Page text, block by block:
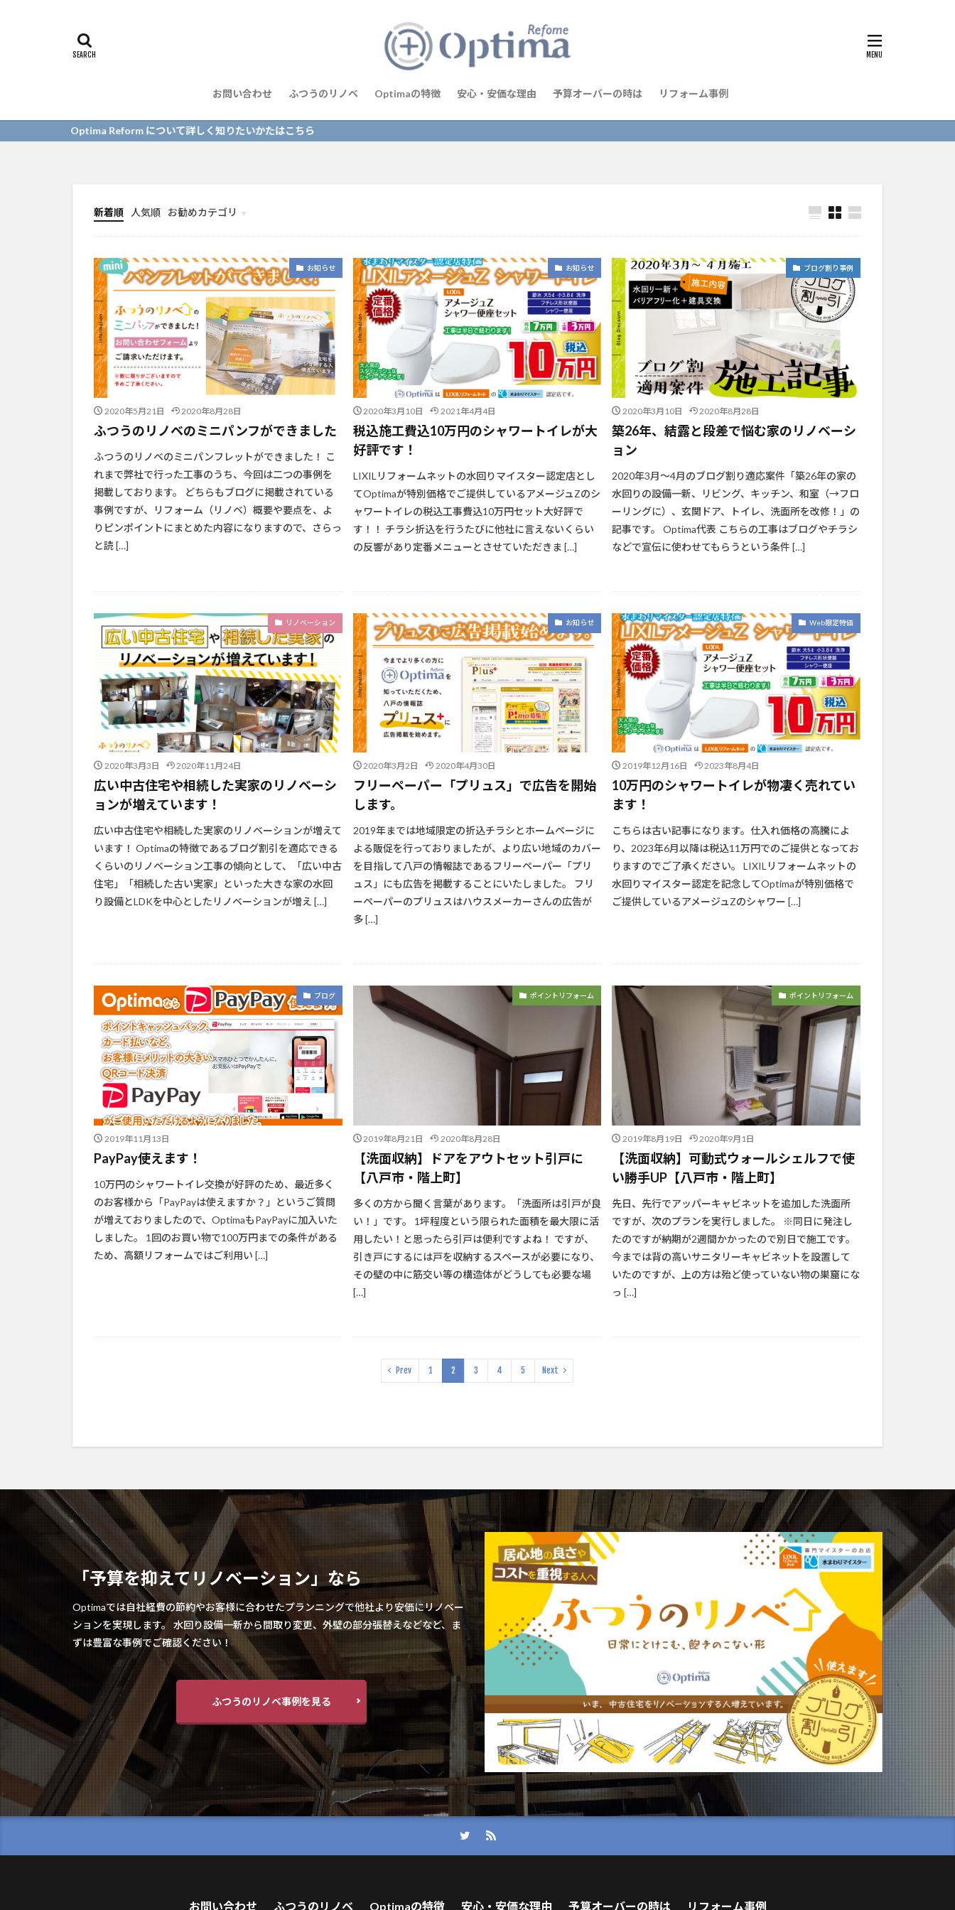
お問い合わせ ふつうのリノベ Optimaの特徴 安心・安価な理由 予算オーバーの時は リフォーム事例
Reform について詳しく知りたいかたはこちら
新着順 人気順
お勧めカテゴリ
リフォーム事例
お知らせ
2020年5月21日 2020年8月28日
ふつうのリノベのミニパンフができました
ふつうのリノベのミニパンフレットができました！ こ
れまで弊社で行った工事のうち、今回は二つの事例を
掲載しております。 どちらもブログに掲載されている
事例ですが、リフォーム（リノベ）概要や要点を、よ
りピンポイントにまとめた内容になりますので、さらっ
と読 […]
お知らせ
2020年3月10日 2021年4月4日
税込施工費込10万円のシャワートイレが大
好評です！
LIXILリフォームネットの水回りマイスター認定店とし
てOptimaが特別価格でご提供しているアメージュZのシ
ャワートイレの税込工事費込10万円セット大好評で
す！！ チラシ折込を行うたびに他社に言えないくらい
の反響があり定番メニューとさせていただきま […]
ブログ割り事例
2020年3月10日 2020年8月28日
築26年、結露と段差で悩む家のリノベーシ
ョン
2020年3月～4月のブログ割り適応案件「築26年の家の
水回りの設備一新、リビング、キッチン、和室（→フロ
ーリングに）、玄関ドア、トイレ、洗面所を改修！」の
記事です。 Optima代表 こちらの工事はブログやチラシ
などで宣伝に使わせてもらうという条件 […]
リノベーション
2020年3月3日 2020年11月24日
広い中古住宅や相続した実家のリノベーシ
ョンが増えています！
広い中古住宅や相続した実家のリノベーションが増えて
います！ Optimaの特徴であるブログ割引を適応できる
くらいのリノベーション工事の傾向として、「広い中古
住宅」「相続した古い実家」といった大きな家の水回
り設備とLDKを中心としたリノベーションが増え […]
お知らせ
2020年3月2日 2020年4月30日
フリーペーパー「プリュス」で広告を開始
します。
2019年までは地域限定の折込チラシとホームページに
よる販促を行っておりましたが、より広い地域のカバー
を目指して八戸の情報誌であるフリーペーパー「プリ
ュス」にも広告を掲載することにいたしました。 フリ
ーペーパーのプリュスはハウスメーカーさんの広告が
多 […]
Web限定特価
2019年12月16日 2023年8月4日
10万円のシャワートイレが物凄く売れてい
ます！
こちらは古い記事になります。仕入れ価格の高騰によ
り、2023年6月以降は税込11万円でのご提供となってお
りますのでご了承ください。 LIXILリフォームネットの
水回りマイスター認定を記念してOptimaが特別価格で
ご提供しているアメージュZのシャワー […]
ブログ
2019年11月13日
PayPay使えます！
10万円のシャワートイレ交換が好評のため、最近多く
のお客様から「PayPayは使えますか？」というご質問
が増えておりましたので、OptimaもPayPayに加入いた
しました。 1回のお買い物で100万円までの条件がある
ため、高額リフォームではご利用い […]
ポイントリフォーム
2019年8月21日 2020年8月28日
【洗面収納】ドアをアウトセット引戸に
【八戸市・階上町】
多くの方から聞く言葉があります。「洗面所は引戸が良
い！」です。 1坪程度という限られた面積を最大限に活
用したい！と思ったら引戸は便利ですよね！ ですが、
引き戸にするには戸を収納するスペースが必要になり、
その壁の中に筋交い等の構造体がどうしても必要な場
[…]
ポイントリフォーム
2019年8月19日 2020年9月1日
【洗面収納】可動式ウォールシェルフで使
い勝手UP【八戸市・階上町】
先日、先行でアッパーキャビネットを追加した洗面所
ですが、次のプランを実行しました。 ※同日に発注し
たのですが納期が2週間かかったので別日で施工です。
今までは背の高いサニタリーキャビネットを設置して
いたのですが、上の方は殆ど使っていない物の巣窟にな
っ […]
Prev 1 2 3 4 5 Next
「予算を抑えてリノベーション」なら
Optimaでは自社経費の節約やお客様に合わせたプランニングで他社より安価にリノベー
ションを実現します。 水回り設備一新から間取り変更、外壁の部分張替えなどなど、ま
ずは豊富な事例でご確認ください！
ふつうのリノベ事例を見る
お問い合わせ ふつうのリノベ Optimaの特徴 安心・安価な理由 予算オーバーの時は リフォーム事例